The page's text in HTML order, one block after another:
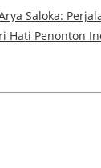
Saloka:
Hati Penonton